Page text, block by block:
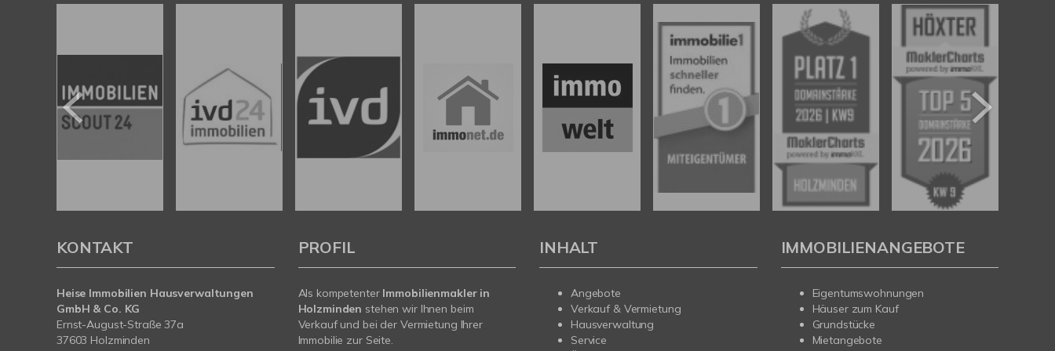
KONTAKT
Heise Immobilien Hausverwaltungen
GmbH & Co. KG
Ernst-August-Straße 37a
37603 Holzminden
PROFIL
Als kompetenter Immobilienmakler in
Holzminden stehen wir Ihnen beim
Verkauf und bei der Vermietung Ihrer
Immobilie zur Seite.
INHALT
Angebote
Verkauf & Vermietung
Hausverwaltung
Service
IMMOBILIENANGEBOTE
Eigentumswohnungen
Häuser zum Kauf
Grundstücke
Mietangebote